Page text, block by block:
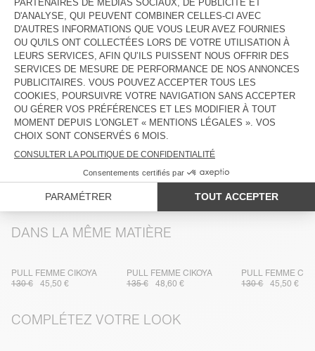
août
AJOUTER AU PANIER
DESCRIPTION
TAILLE ET COUPE
COMPOSITION
ENTRETIEN
TRAÇABILITÉ
LIVRAISON ET RETOURS
DANS LA MÊME MATIÈRE
PULL FEMME CIKOYA
130 €
45,50 €
PULL FEMME CIKOYA
135 €
48,60 €
PULL FEMME
130 €
45,50 €
COMPLÉTEZ VOTRE LOOK